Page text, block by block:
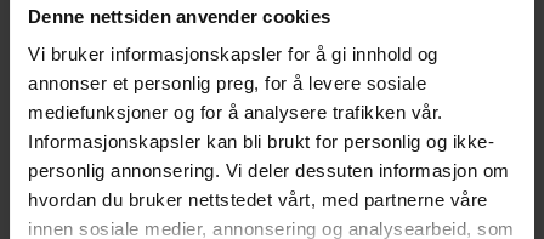
Denne nettsiden anvender cookies
Vi bruker informasjonskapsler for å gi innhold og
annonser et personlig preg, for å levere sosiale
mediefunksjoner og for å analysere trafikken vår.
Informasjonskapsler kan bli brukt for personlig og ikke-
personlig annonsering. Vi deler dessuten informasjon om
hvordan du bruker nettstedet vårt, med partnerne våre
innen sosiale medier, annonsering og analysearbeid, som
TILLEGGSINFORMASJON
Beskrivelse
Organiser plantene dine med en 5-etasjers plantestativ som
gir god plass på liten flate. Robuste stålrør, trådhyller og
stabile plastkoblinger sørger for trygg støtte og effektiv
utnyttelse av plassen. Hver hylle gir rikelig med sollys og god